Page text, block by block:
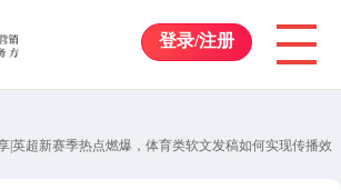
登录/注册
|英超新赛季热点燃爆，体育类软文发稿如何实现传播效